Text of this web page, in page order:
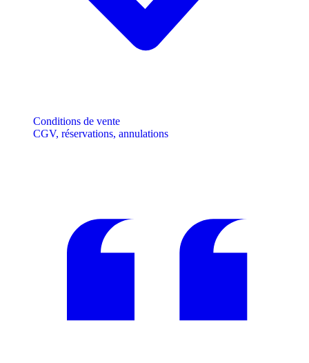
Conditions de vente
CGV, réservations, annulations